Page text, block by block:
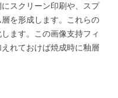
スクリーン印刷や、スプ
を形成します。これらの
ます。この画像支持フィ
れておけば焼成時に釉層